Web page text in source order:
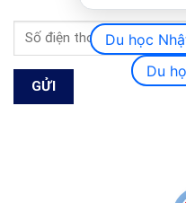
Du học
Du